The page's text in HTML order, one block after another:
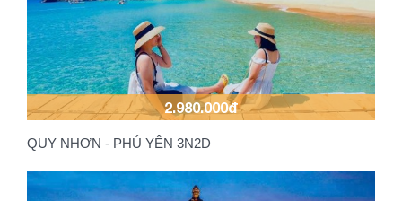
2.980.000đ
QUY NHƠN - PHÚ YÊN 3N2D